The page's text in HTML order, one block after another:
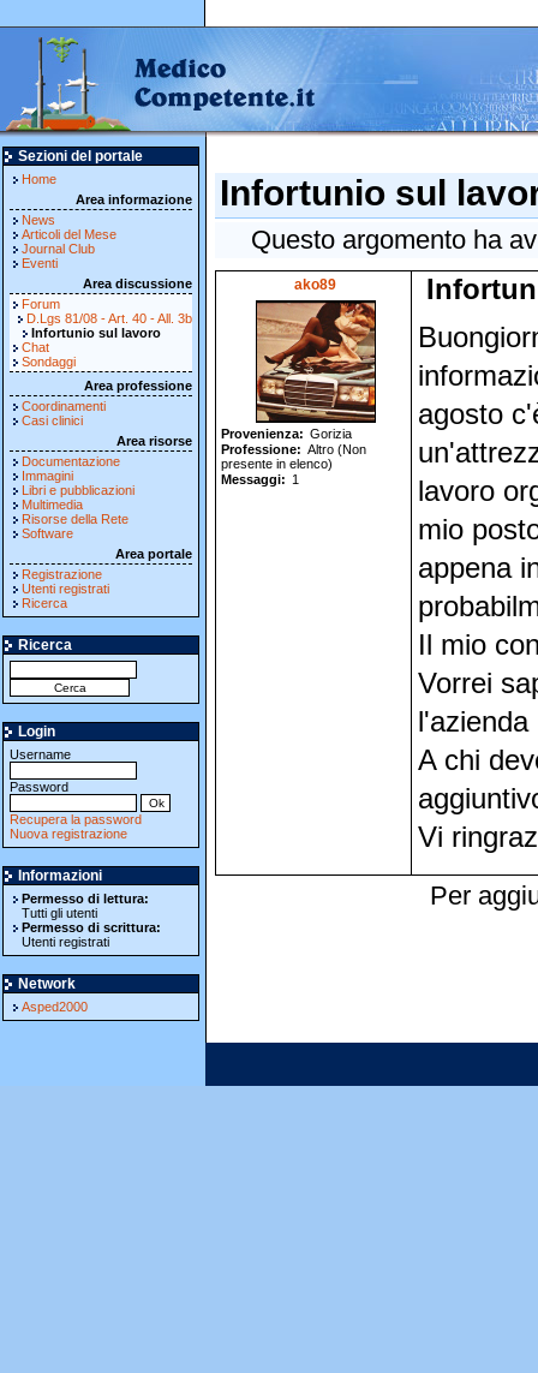
Sezioni del portale
Home
Area informazione
News
Articoli del Mese
Journal Club
Eventi
Area discussione
Forum
D.Lgs 81/08 - Art. 40 - All. 3b
Infortunio sul lavoro
Chat
Sondaggi
Area professione
Coordinamenti
Casi clinici
Area risorse
Documentazione
Immagini
Libri e pubblicazioni
Multimedia
Risorse della Rete
Software
Area portale
Registrazione
Utenti registrati
Ricerca
Ricerca
Login
Username
Password
Recupera la password
Nuova registrazione
Informazioni
Permesso di lettura:
Tutti gli utenti
Permesso di scrittura:
Utenti registrati
Network
Asped2000
Infortunio sul
Questo argomento ha
ako89
Provenienza
Gorizia
Professione
Altro (Non
presente in elenco)
Messaggi
1
agosto
lavoro
mio
appena
Il mio
Vorrei
A chi
Vi
Per